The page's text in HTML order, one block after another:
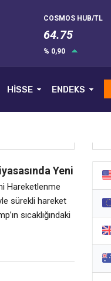
COSMOS HUB/TL
64.75
% 0,90
HİSSE ENDEKS
Yeni
Hareketlenme
sürekli hareket
sıcaklığındaki
uyandırdı. Bu
Peki,